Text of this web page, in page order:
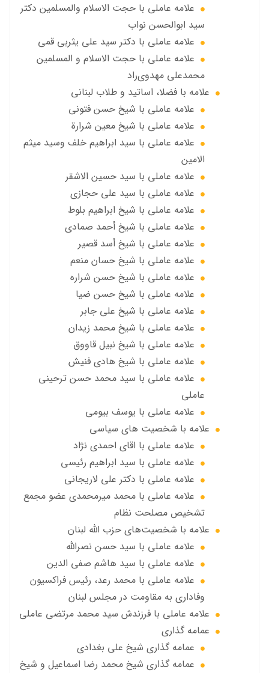
علامه عاملي با حجت الاسلام والمسلمين دکتر
سید ابوالحسن نواب
علامه عاملي با دكتر سيد علي يثربي قمي
علامه عاملي با حجت الاسلام و المسلمین
محمدعلی مهدوی‌راد
علامه با فضلا، اساتید و طلاب لبنانی
علامه عاملي با شيخ حسن فتوني
علامه عاملي با شيخ معين شرارة
علامه عاملي با سید ابراهیم خلف وسید میثم
الامين
علامه عاملي با سيد حسين الاشقر
علامه عاملي با سيد علي حجازي
علامه عاملي با شيخ ابراهيم بلوط
علامه عاملي با شيخ أحمد صمادي
علامه عاملي با شيخ أسد قصير
علامه عاملي با شيخ حسان منعم
علامه عاملي با شيخ حسن شراره
علامه عاملي با شيخ حسن ضيا
علامه عاملي با شيخ علي جابر
علامه عاملي با شيخ محمد زيدان
علامه عاملي با شيخ نبيل قاووق
علامه عاملي با شیخ هادی فنیش
علامه عاملي با سيد محمد حسن ترحيني
عاملي
علامه عاملي با يوسف بيومی
علامه با شخصیت های سیاسی
علامه عاملي با اقای احمدی نژاد
علامه عاملي با سید ابراهیم رئیسی
علامه عاملي با دكتر علي لاريجاني
علامه عاملي با محمد میرمحمدی عضو مجمع
تشخیص مصلحت نظام
علامه با شخصیت‌های حزب الله لبنان
علامه عاملي با سيد حسن نصرالله
علامه عاملي با سيد هاشم صفي الدين
علامه عاملي با محمد رعد، رئیس فراکسیون
وفاداری به مقاومت در مجلس لبنان
علامه عاملي با فرزندش سید محمد مرتضی عاملی
عمامه گذاری
عمامه گذاری شیخ علی بغدادی
عمامه گذاری شيخ محمد رضا اسماعيل و شيخ